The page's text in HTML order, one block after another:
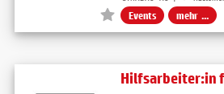
Events mehr ...
Hilfsarbeiter:in